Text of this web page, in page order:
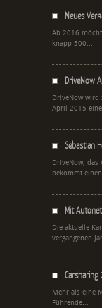
Neues
Ab 2016
knapp 500...
DriveNow
DriveNow wird
April 2015
Sebastian
DriveNow, das
bekommt
Mit
Die aktuelle
vergangenen
Carsharing
Mehr als eine
Führende...